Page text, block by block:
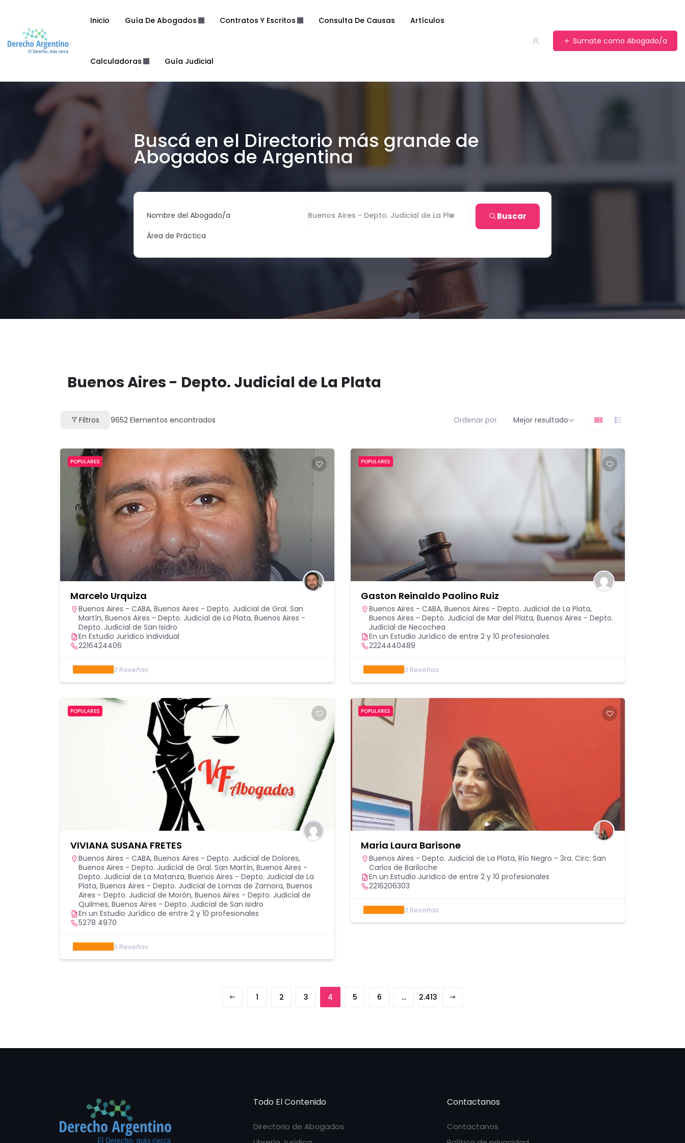
Inicio Guía De Abogados Contratos Y Escritos Consulta De Causas Artículos
Calculadoras Guía Judicial
Sumate como Abogado/a
Buscá en el Directorio más grande de
Abogados de Argentina
Nombre del Abogado/a
Buenos Aires - Depto. Judicial de La Plata
Área de Práctica
Buscar
Buenos Aires - Depto. Judicial de La Plata
Filtros 9652 Elementos encontrados Ordenar por Mejor resultado
POPULARES
Marcelo Urquiza
Buenos Aires - CABA, Buenos Aires - Depto. Judicial de Gral. San
Martín, Buenos Aires - Depto. Judicial de La Plata, Buenos Aires -
Depto. Judicial de San Isidro
En Estudio Jurídico individual
2216424406
0 Reseñas
POPULARES
Gaston Reinaldo Paolino Ruiz
Buenos Aires - CABA, Buenos Aires - Depto. Judicial de La Plata,
Buenos Aires - Depto. Judicial de Mar del Plata, Buenos Aires - Depto.
Judicial de Necochea
En un Estudio Jurídico de entre 2 y 10 profesionales
2224440489
0 Reseñas
POPULARES
VIVIANA SUSANA FRETES
Buenos Aires - CABA, Buenos Aires - Depto. Judicial de Dolores,
Buenos Aires - Depto. Judicial de Gral. San Martín, Buenos Aires -
Depto. Judicial de La Matanza, Buenos Aires - Depto. Judicial de La
Plata, Buenos Aires - Depto. Judicial de Lomas de Zamora, Buenos
Aires - Depto. Judicial de Morón, Buenos Aires - Depto. Judicial de
Quilmes, Buenos Aires - Depto. Judicial de San Isidro
En un Estudio Jurídico de entre 2 y 10 profesionales
5278 4970
0 Reseñas
POPULARES
Maria Laura Barisone
Buenos Aires - Depto. Judicial de La Plata, Río Negro - 3ra. Circ: San
Carlos de Bariloche
En un Estudio Jurídico de entre 2 y 10 profesionales
2216206303
0 Reseñas
1 2 3 4 5 6 … 2.413
Todo El Contenido
Directorio de Abogados
Contactanos
Contactanos